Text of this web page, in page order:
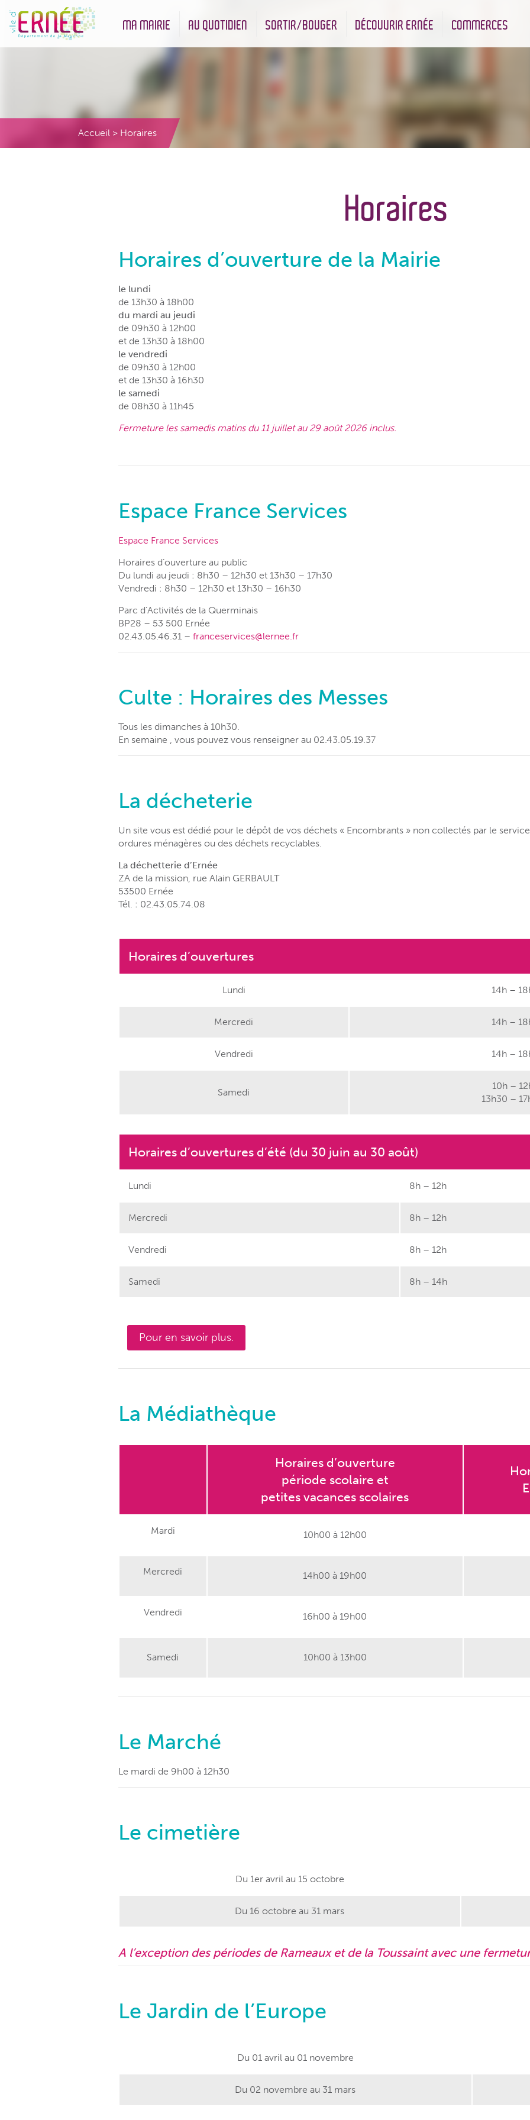
MA MAIRIE AU QUOTIDIEN SORTIR/BOUGER DÉCOUVRIR ERNÉE COMMERCES
Accueil > Horaires
Horaires
Horaires d’ouverture de la Mairie
le lundi
de 13h30 à 18h00
du mardi au jeudi
de 09h30 à 12h00
et de 13h30 à 18h00
le vendredi
de 09h30 à 12h00
et de 13h30 à 16h30
le samedi
de 08h30 à 11h45
Fermeture les samedis matins du 11 juillet au 29 août 2026 inclus.
Espace France Services
Espace France Services
Horaires d’ouverture au public
Du lundi au jeudi : 8h30 – 12h30 et 13h30 – 17h30
Vendredi : 8h30 – 12h30 et 13h30 – 16h30
Parc d’Activités de la Querminais
BP28 – 53 500 Ernée
02.43.05.46.31 – franceservices@lernee.fr
Culte : Horaires des Messes
Tous les dimanches à 10h30.
En semaine , vous pouvez vous renseigner au 02.43.05.19.37
La décheterie
Un site vous est dédié pour le dépôt de vos déchets « Encombrants » non collectés par le
ordures ménagères ou des déchets recyclables.
La déchetterie d’Ernée
ZA de la mission, rue Alain GERBAULT
53500 Ernée
Tél. : 02.43.05.74.08
Horaires d’ouvertures
Lundi 14h –
Mercredi 14h –
Vendredi 14h –
Samedi
10h –
13h30 –
Horaires d’ouvertures d’été (du 30 juin au 30 août)
Lundi 8h – 12h
Mercredi 8h – 12h
Vendredi 8h – 12h
Samedi 8h – 14h
Pour en savoir plus.
La Médiathèque
Horaires d’ouverture
période scolaire et
petites vacances scolaires
Mardi 10h00 à 12h00
Mercredi 14h00 à 19h00
Vendredi 16h00 à 19h00
Samedi 10h00 à 13h00
Le Marché
Le mardi de 9h00 à 12h30
Le cimetière
Du 1er avril au 15 octobre
Du 16 octobre au 31 mars
A l’exception des périodes de Rameaux et de la Toussaint avec une
Le Jardin de l’Europe
Du 01 avril au 01 novembre
Du 02 novembre au 31 mars